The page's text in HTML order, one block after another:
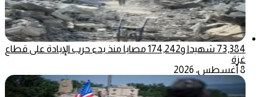
73,384 شهيدا و174,242 مصابا منذ بدء حرب الإبادة على قطاع
غزة
8 أغسطس، 2026